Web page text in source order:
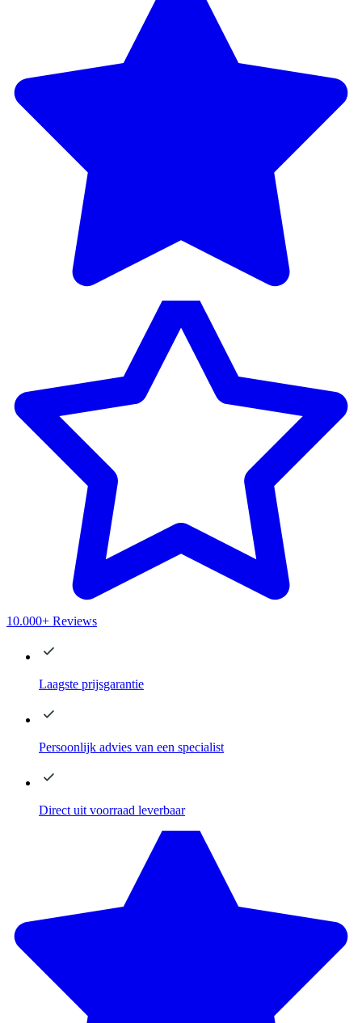
10.000+ Reviews
Laagste prijsgarantie
Persoonlijk advies van een specialist
Direct uit voorraad leverbaar